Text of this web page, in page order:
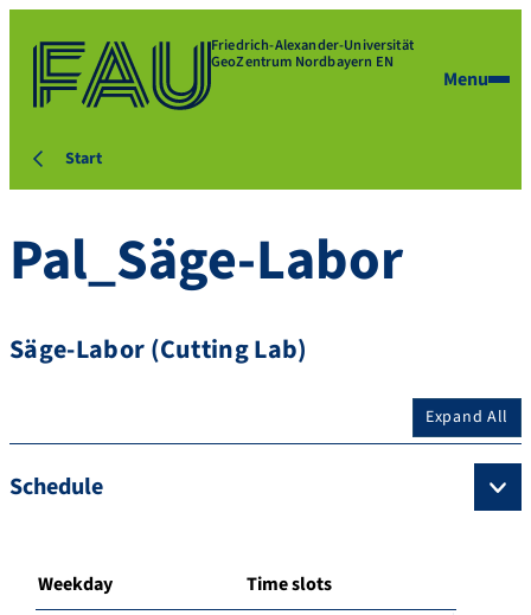
Friedrich-Alexander-Universität
GeoZentrum Nordbayern EN
Menu
Start
Pal_Säge-Labor
Säge-Labor (Cutting Lab)
Expand All
Schedule
Weekday Time slots